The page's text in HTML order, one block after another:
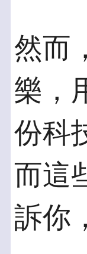
然而
樂，
份科
而這
訴你